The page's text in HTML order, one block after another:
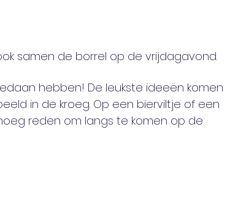
samen de borrel op de vrijdagavond.
hebben! De leukste ideeën komen
in de kroeg. Op een bierviltje of een
reden om langs te komen op de